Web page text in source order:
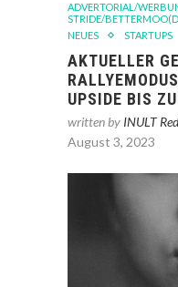
ADVERTORIAL/
STRIDE/
NEUES
STARTUPS
AKTUELLER
UPSIDE BIS
written by INULT
August 3, 2023